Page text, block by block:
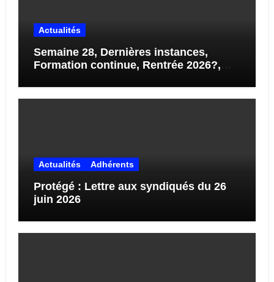
Actualités
Semaine 28, Dernières instances,
Formation continue, Rentrée 2026?,
Actualités Adhérents
Protégé : Lettre aux syndiqués du 26
juin 2026